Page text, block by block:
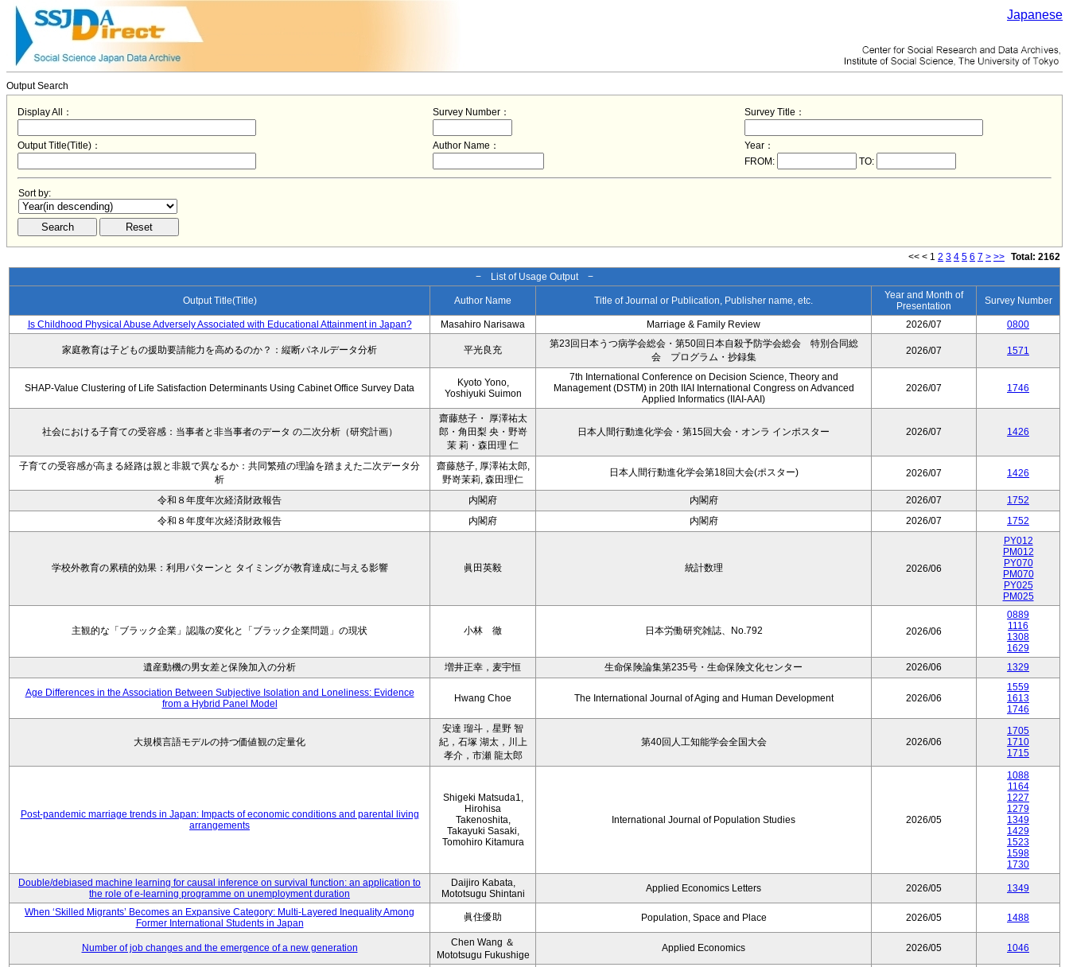
Japanese
Output Search
Display All： Survey Number： Survey Title：
Output Title(Title)： Author Name：
Year：
FROM:
TO:
Sort by:
<< < 1 2 3 4 5 6 7 > >> Total: 2162
− List of Usage Output −
Output Title(Title) Author Name Title of Journal or Publication, Publisher name, etc.
Year and Month of
Presentation
Survey Number
Is Childhood Physical Abuse Adversely Associated with Educational Attainment in Japan? Masahiro Narisawa Marriage & Family Review 2026/07 0800
家庭教育は子どもの援助要請能力を高めるのか？：縦断パネルデータ分析 平光良充
第23回日本うつ病学会総会・第50回日本自殺予防学会総会 特別合同総
会 プログラム・抄録集
2026/07 1571
SHAP-Value Clustering of Life Satisfaction Determinants Using Cabinet Office Survey Data
Kyoto Yono,
Yoshiyuki Suimon
7th International Conference on Decision Science, Theory and
Management (DSTM) in 20th IIAI International Congress on Advanced
Applied Informatics (IIAI-AAI)
2026/07 1746
社会における子育ての受容感：当事者と非当事者のデータ の二次分析（研究計画）
齋藤慈子・ 厚澤祐太
郎・角田梨 央・野嵜
茉 莉・森田理 仁
日本人間行動進化学会・第15回大会・オンラ インポスター 2026/07 1426
子育ての受容感が高まる経路は親と非親で異なるか：共同繁殖の理論を踏まえた二次データ分
析
齋藤慈子, 厚澤祐太郎,
野嵜茉莉, 森田理仁
日本人間行動進化学会第18回大会(ポスター) 2026/07 1426
令和８年度年次経済財政報告 内閣府 内閣府 2026/07
1752
令和８年度年次経済財政報告
内閣府 内閣府 2026/07 1752
学校外教育の累積的効果：利用パターンと タイミングが教育達成に与える影響 眞田英毅 統計数理 2026/06
PY012
PM012
PY070
PM070
PY025
PM025
主観的な「ブラック企業」認識の変化と「ブラック企業問題」の現状 小林 徹 日本労働研究雑誌、No.792 2026/06
0889
1116
1308
1629
遺産動機の男女差と保険加入の分析
増井正幸，麦宇恒 生命保険論集第235号・生命保険文化センター 2026/06 1329
Age Differences in the Association Between Subjective Isolation and Loneliness: Evidence
from a Hybrid Panel Model
Hwang Choe The International Journal of Aging and Human Development 2026/06
1559
1613
1746
大規模言語モデルの持つ価値観の定量化
安達 瑠斗，星野 智
紀，石塚 湖太，川上
孝介，市瀬 龍太郎
第40回人工知能学会全国大会 2026/06
1705
1710
1715
Post-pandemic marriage trends in Japan: Impacts of economic conditions and parental living
arrangements
Shigeki Matsuda1,
Hirohisa
Takenoshita,
Takayuki Sasaki,
Tomohiro Kitamura
International Journal of Population Studies 2026/05
1088
1164
1227
1279
1349
1429
1523
1598
1730
Double/debiased machine learning for causal inference on survival function: an application to
the role of e-learning programme on unemployment duration
Daijiro Kabata,
Mototsugu Shintani
Applied Economics Letters 2026/05 1349
When ‘Skilled Migrants’ Becomes an Expansive Category: Multi-Layered Inequality Among
Former International Students in Japan
眞住優助 Population, Space and Place 2026/05 1488
Number of job changes and the emergence of a new generation
Chen Wang ＆
Mototsugu Fukushige
Applied Economics 2026/05 1046